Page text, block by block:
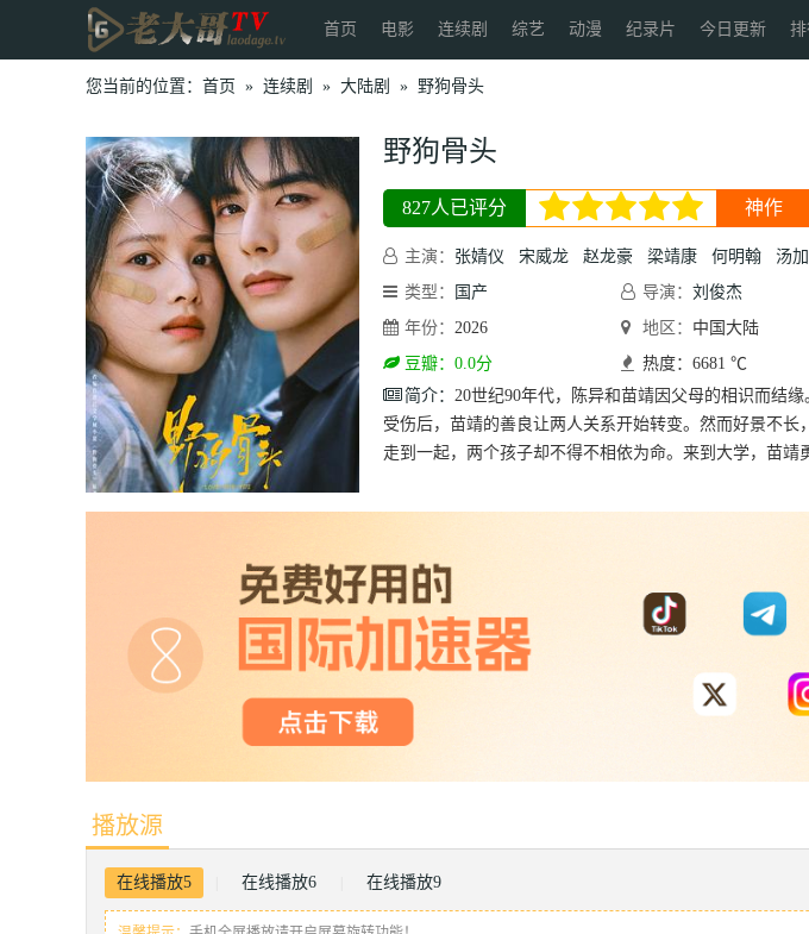
首页 电影 连续剧 综艺 动漫 纪录片 今日更新
您当前的位置： 首页 » 连续剧 » 大陆剧 » 野狗骨头
野狗骨头
827人已评分 神作
主演： 张婧仪 宋威龙 赵龙豪 梁靖康 何明翰 汤
类型：
国产 导演： 刘俊杰
年份： 2026 地区： 中国大陆
豆瓣：0.0分
热度：6681 ℃
简介： 20世纪90年代，陈异和苗靖因父母的相识而结
受伤后，苗靖的善良让两人关系开始转变。然而好景不
走到一起，两个孩子却不得不相依为命。来到大学，苗靖
播放源
在线播放5 在线播放6 在线播放9